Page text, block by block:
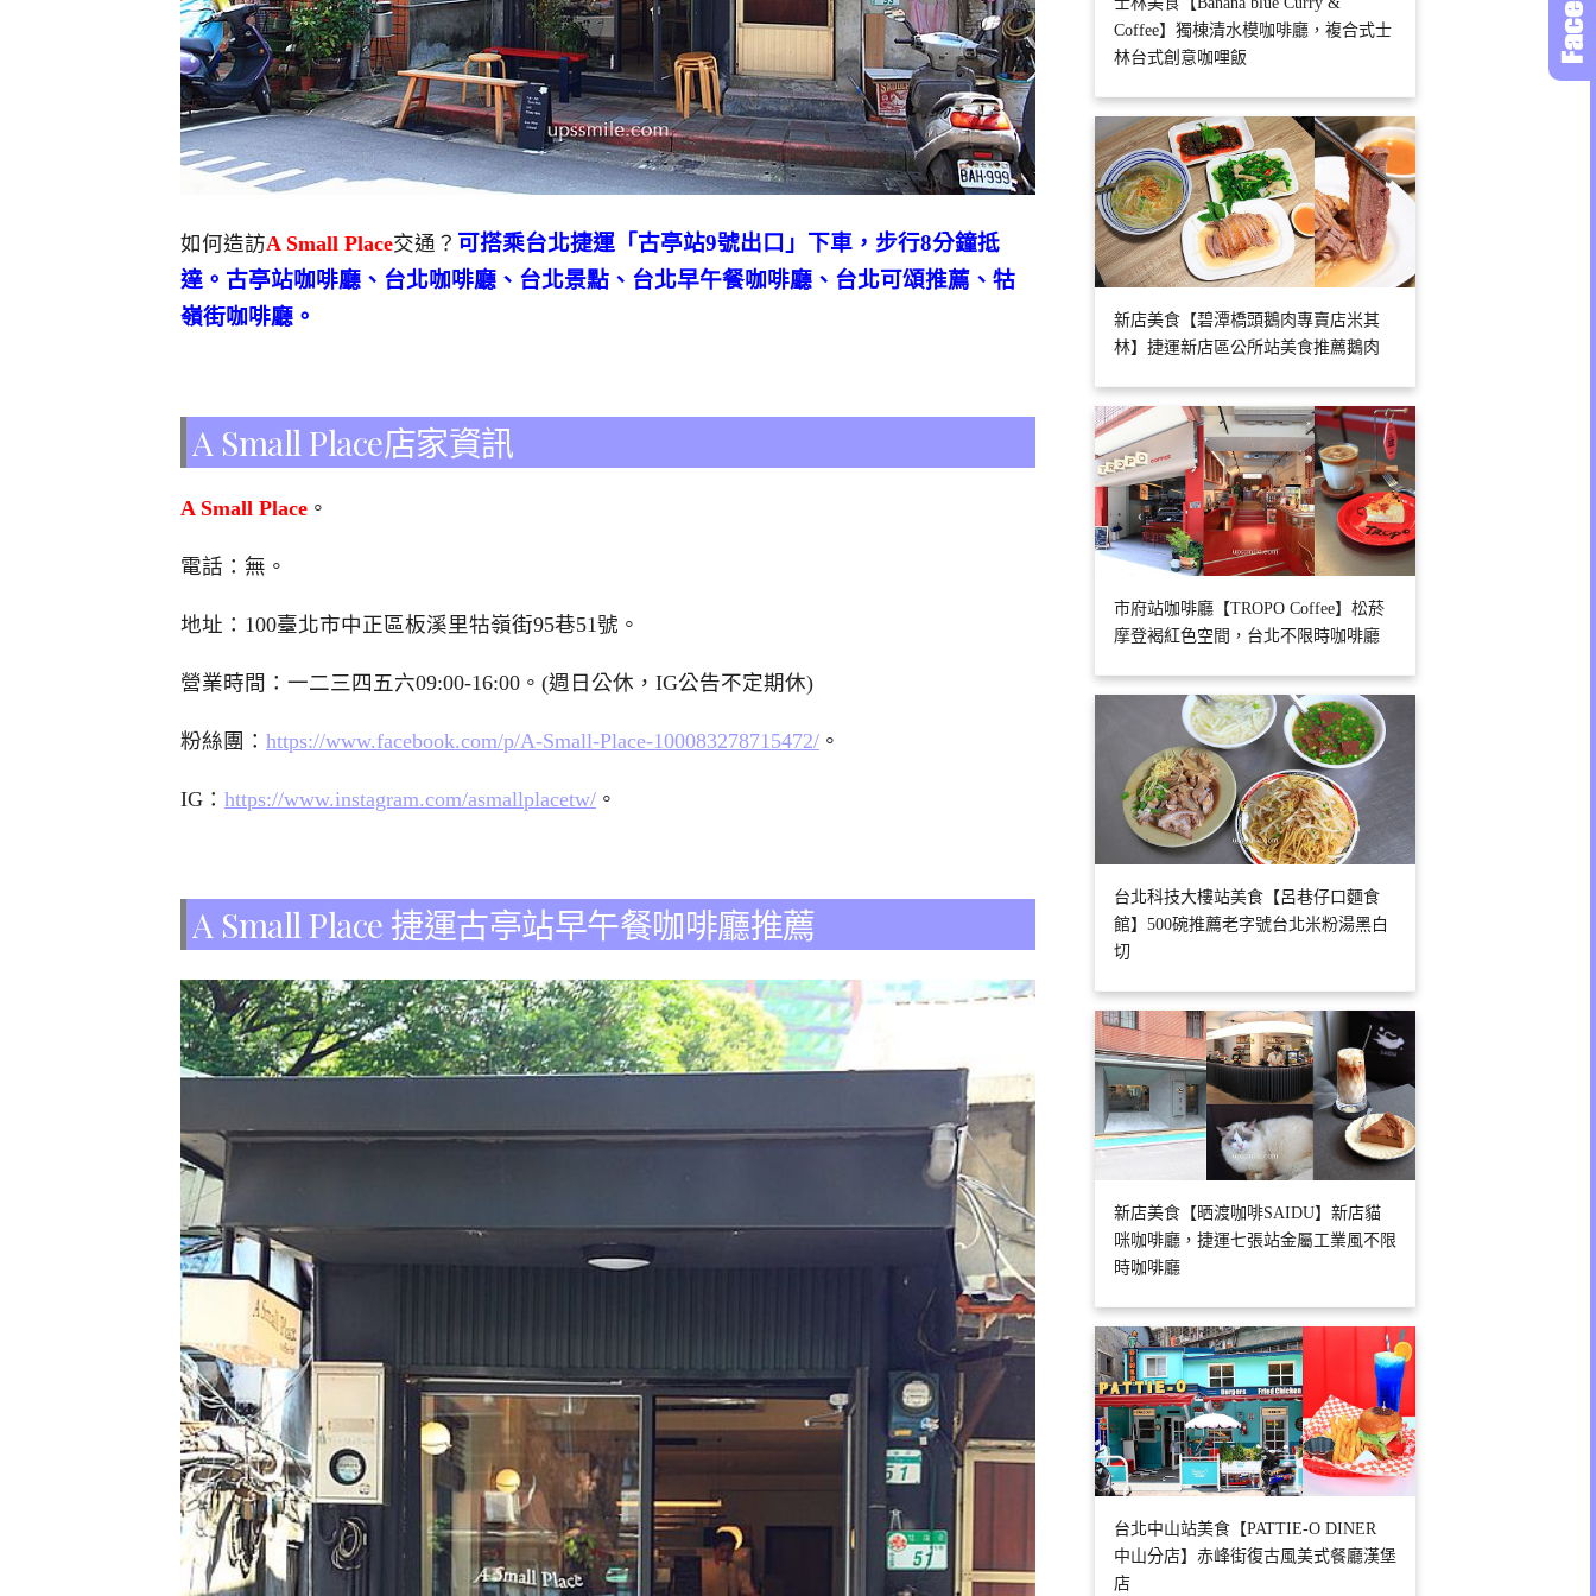
如何造訪A Small Place交通？ 可搭乘台北捷運「古亭站9號出口」下車，步行8分鐘抵
達。古亭站咖啡廳、台北咖啡廳、台北景點、台北早午餐咖啡廳、台北可頌推薦、牯
嶺街咖啡廳。
A Small Place店家資訊
A Small Place 。
電話：無。
地址：100臺北市中正區板溪里牯嶺街95巷51號。
營業時間：一二三四五六09:00-16:00。(週日公休，IG公告不定期休)
粉絲團： https://www.facebook.com/p/A-Small-Place-100083278715472/ 。
IG： https://www.instagram.com/asmallplacetw/ 。
A Small Place 捷運古亭站早午餐咖啡廳推薦
Coffee】獨棟清水模咖啡廳，複合式士
林台式創意咖哩飯
新店美食【碧潭橋頭鵝肉專賣店米其
林】捷運新店區公所站美食推薦鵝肉
市府站咖啡廳【TROPO Coffee】松菸
摩登褐紅色空間，台北不限時咖啡廳
台北科技大樓站美食【呂巷仔口麵食
館】500碗推薦老字號台北米粉湯黑白
切
新店美食【晒渡咖啡SAIDU】新店貓
咪咖啡廳，捷運七張站金屬工業風不限
時咖啡廳
台北中山站美食【PATTIE-O DINER
中山分店】赤峰街復古風美式餐廳漢堡
店